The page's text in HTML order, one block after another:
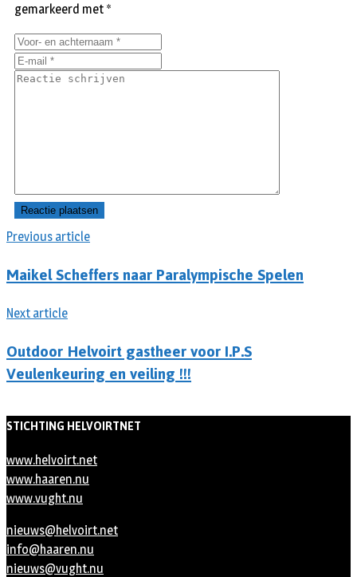
Previous article
Maikel Scheffers naar Paralympische Spelen
Next article
Outdoor Helvoirt gastheer voor I.P.S
Veulenkeuring en veiling !!!
gemarkeerd met *
STICHTING HELVOIRTNET
www.helvoirt.net
www.haaren.nu
www.vught.nu
nieuws@helvoirt.net
info@haaren.nu
nieuws@vught.nu